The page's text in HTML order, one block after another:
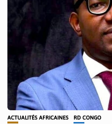
ACTUALITÉS AFRICAINES RD CONGO